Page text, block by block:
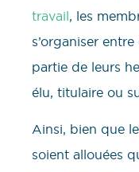
travail, les
s’organiser
partie de leurs
élu, titulaire ou
Ainsi, bien que
soient allouées